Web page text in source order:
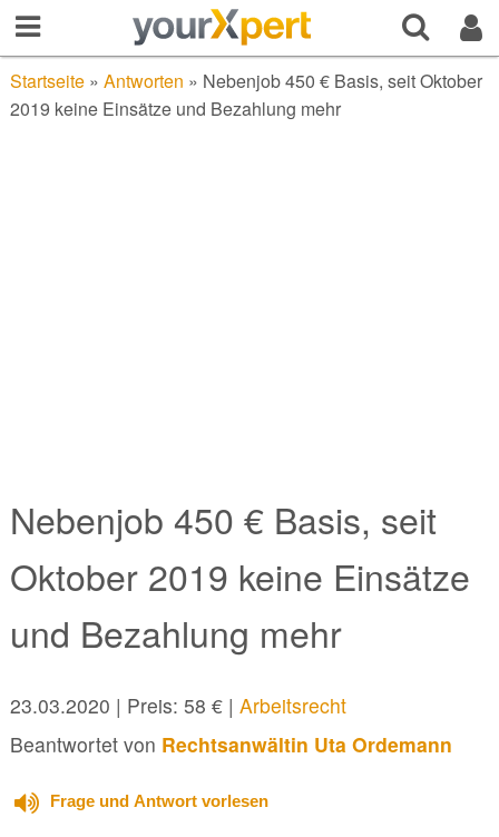
Startseite» Antworten » Nebenjob 450 € Basis, seit Oktober
2019 keine Einsätze und Bezahlung mehr
Nebenjob 450 € Basis, seit
Oktober 2019 keine Einsätze
und Bezahlung mehr
23.03.2020 | Preis: 58 € | Arbeitsrecht
Beantwortet von Rechtsanwältin Uta Ordemann
Frage und Antwort vorlesen